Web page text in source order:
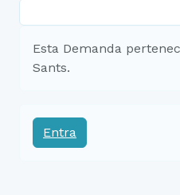
Esta Demanda
Sants.
Entra